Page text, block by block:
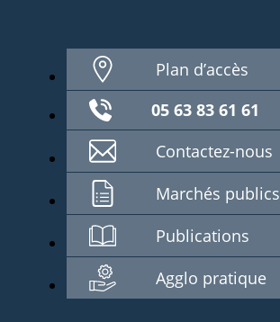
Plan d’accès
05 63 83 61 61
Contactez-nous
Marchés publics
Publications
Agglo pratique